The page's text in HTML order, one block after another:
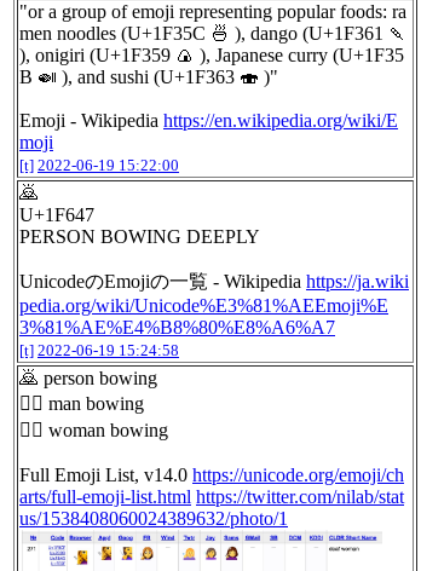
"or a group of emoji representing popular foods: ra
men noodles (U+1F35C 🍜 ), dango (U+1F361 🍡
), onigiri (U+1F359 🍙 ), Japanese curry (U+1F35
B 🍛 ), and sushi (U+1F363 🍣 )"
Emoji - Wikipedia https://en.wikipedia.org/wiki/E
moji
[t] 2022-06-19 15:22:00
🙇
U+1F647
PERSON BOWING DEEPLY
UnicodeのEmojiの一覧 - Wikipedia https://ja.wiki
pedia.org/wiki/Unicode%E3%81%AEEmoji%E
3%81%AE%E4%B8%80%E8%A6%A7
[t] 2022-06-19 15:24:58
🙇 person bowing
🙇‍♂️ man bowing
🙇‍♀️ woman bowing
Full Emoji List, v14.0 https://unicode.org/emoji/ch
arts/full-emoji-list.html https://twitter.com/nilab/stat
us/1538408060024389632/photo/1